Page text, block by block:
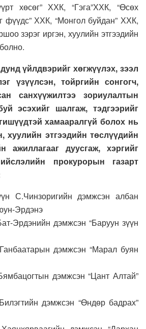
хөсөг” ХХК, “Гэга”ХХК, “Өсөх
фүүдс” ХХК, “Монгол буйдан” ХХК,
зэрэг иргэн, хуулийн этгээдийн
үйлдвэрийг хөгжүүлэх, зээл
үзүүлсэн, тойргийн сонгогч,
санхүүжилтээ зориулалтын
эсэхийг шалгаж, тэдгээрийг
хамааралгүй болох нь
хуулийн этгээдийн төслүүдийн
ажиллагааг дуусгаж, хэргийг
прокурорын газарт
дэмжсэн албан
Эрдэнэ
Эрдэнийн дэмжсэн “Баруун зүүн
дэмжсэн “Марал буян
дэмжсэн “Цант Алтай”
дэмжсэн “Өндөр бадрах”